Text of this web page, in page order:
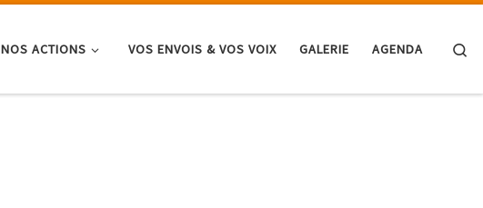
NOS ACTIONS VOS ENVOIS & VOS VOIX GALERIE AGENDA